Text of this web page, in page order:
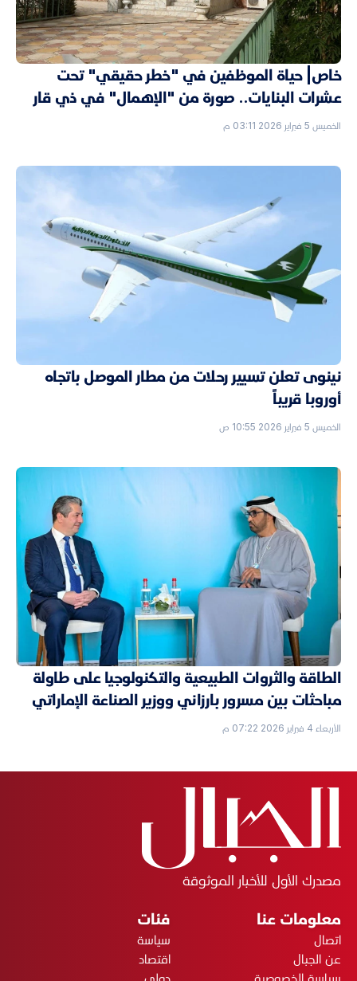
خاص| حياة الموظفين في "خطر حقيقي" تحت
عشرات البنايات.. صورة من "الإهمال" في ذي قار
الخميس 5 فبراير 2026 03:11 م
نينوى تعلن تسيير رحلات من مطار الموصل باتجاه
أوروبا قريباً
الخميس 5 فبراير 2026 10:55 ص
الطاقة والثروات الطبيعية والتكنولوجيا على طاولة
مباحثات بين مسرور بارزاني ووزير الصناعة الإماراتي
الأربعاء 4 فبراير 2026 07:22 م
مصدرك الأول للأخبار الموثوقة
معلومات عنا
اتصال
عن الجبال
سياسة الخصوصية
فئات
سياسة
اقتصاد
دولي